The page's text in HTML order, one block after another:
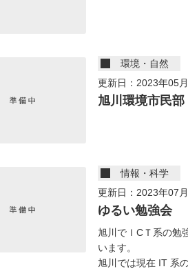
環境・自然
更新日：2023年05
旭川環境市民部
情報・科学
更新日：2023年07
ゆるい勉強会
旭川でＩCＴ系の勉
います。
旭川では現在 IT 系